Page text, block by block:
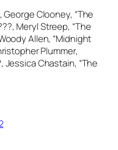
George Clooney, “The
Meryl Streep, “The
Allen, “Midnight
Plummer,
Jessica Chastain, “The